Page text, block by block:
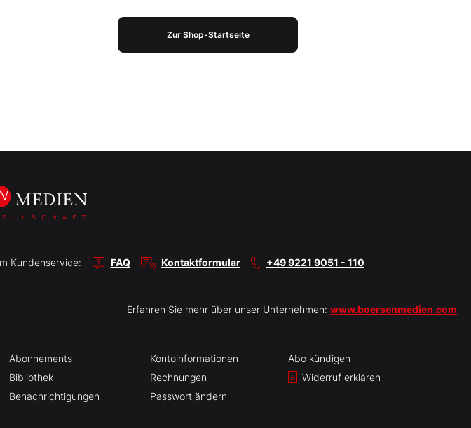
Zur Shop-Startseite
Kundenservice: FAQ Kontaktformular +49 9221 9051 - 110
Erfahren Sie mehr über unser Unternehmen: www.boersenmedien.com
Abonnements
Bibliothek
Benachrichtigungen
Kontoinformationen
Rechnungen
Passwort ändern
Abo kündigen
Widerruf erklären